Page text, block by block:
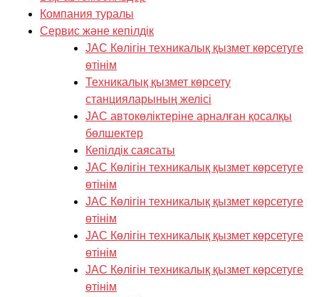
Компания туралы
Cервис және кепілдік
JAC Көлігін техникалық қызмет көрсетуге
өтінім
Техникалық қызмет көрсету
станцияларының желісі
JAC автокөліктеріне арналған қосалқы
бөлшектер
Кепілдік саясаты
JAC Көлігін техникалық қызмет көрсетуге
өтінім
JAC Көлігін техникалық қызмет көрсетуге
өтінім
JAC Көлігін техникалық қызмет көрсетуге
өтінім
JAC Көлігін техникалық қызмет көрсетуге
өтінім